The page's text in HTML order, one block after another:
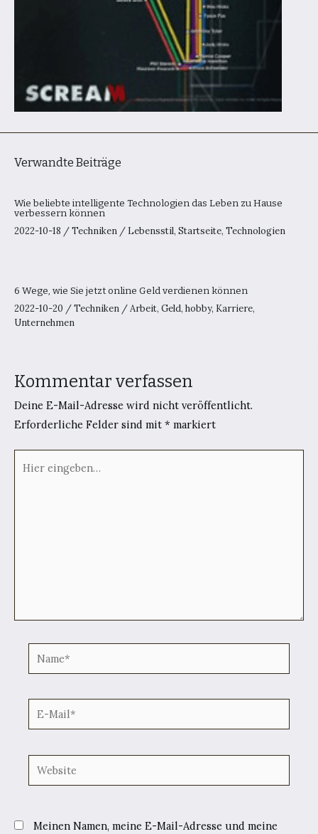
Verwandte Beiträge
Wie beliebte intelligente Technologien das Leben zu Hause
verbessern können
2022-10-18 /Techniken / Lebensstil, Startseite, Technologien
6 Wege, wie Sie jetzt online Geld verdienen können
2022-10-20 /Techniken /Arbeit, Geld, hobby, Karriere,
Unternehmen
Kommentar verfassen
Deine E-Mail-Adresse wird nicht veröffentlicht.
Erforderliche Felder sind mit * markiert
eingeben…
Name*
E-
Mail*
Website
Meinen Namen, meine E-Mail-Adresse und meine